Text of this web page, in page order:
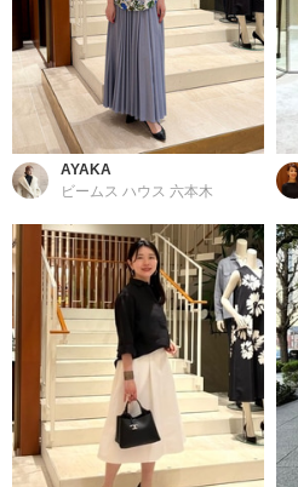
AYAKA
ビームス ハウス 六本木